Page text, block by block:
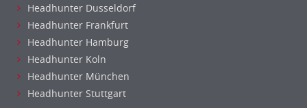
Steuern
Treasury
Wirtschaftsprüfung
Headhunter Dusseldorf
Headhunter Frankfurt
Headhunter Hamburg
Headhunter Koln
Headhunter München
Headhunter Stuttgart